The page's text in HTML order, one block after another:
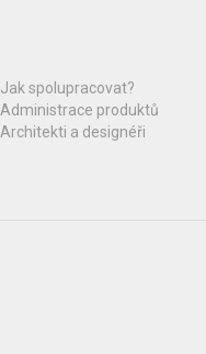
Jak spolupracovat?
Administrace produktů
Architekti a designéři